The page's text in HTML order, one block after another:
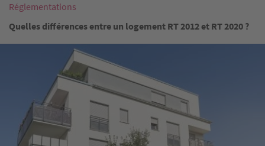
Réglementations
Quelles différences entre un logement RT 2012 et RT 2020 ?